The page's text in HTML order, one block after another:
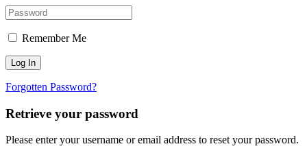
Remember Me
Forgotten Password?
Retrieve your password
Please enter your username or email address to reset your password.